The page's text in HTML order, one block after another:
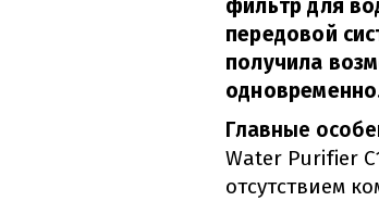
фильтр для
передовой
получила
Главные
Water Purifier
отсутствием